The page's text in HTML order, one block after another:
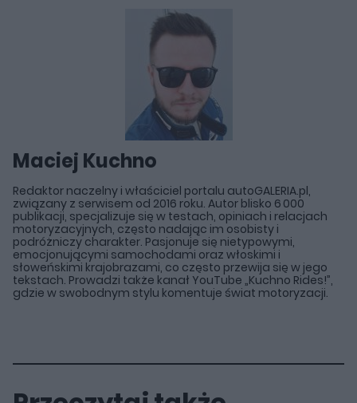
Maciej Kuchno
Redaktor naczelny i właściciel portalu autoGALERIA.pl,
związany z serwisem od 2016 roku. Autor blisko 6 000
publikacji, specjalizuje się w testach, opiniach i relacjach
motoryzacyjnych, często nadając im osobisty i
podróżniczy charakter. Pasjonuje się nietypowymi,
emocjonującymi samochodami oraz włoskimi i
słoweńskimi krajobrazami, co często przewija się w jego
tekstach. Prowadzi także kanał YouTube „Kuchno Rides!”,
gdzie w swobodnym stylu komentuje świat motoryzacji.